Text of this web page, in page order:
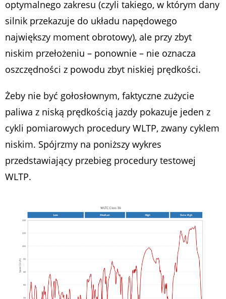
optymalnego zakresu (czyli takiego, w którym dany
silnik przekazuje do układu napędowego
największy moment obrotowy), ale przy zbyt
niskim przełożeniu – ponownie – nie oznacza
oszczędności z powodu zbyt niskiej prędkości.
Żeby nie być gołosłownym, faktyczne zużycie
paliwa z niską prędkością jazdy pokazuje jeden z
cykli pomiarowych procedury WLTP, zwany cyklem
niskim. Spójrzmy na poniższy wykres
przedstawiający przebieg procedury testowej
WLTP.